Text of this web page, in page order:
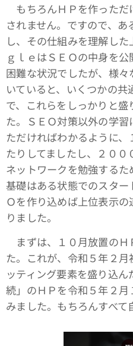
もちろんＨＰを作っただ
されません。ですので、
し、その仕組みを理解し
ｇｌｅはＳＥＯの中身を
困難な状況でしたが、様
いていると、いくつかの
で、これらをしっかりと
た。ＳＥＯ対策以外の学
ただければわかるように
たりしてましたし、２０
ネットワークを勉強するた
基礎はある状態でのスター
Ｏを作り込めば上位表示
りました。
まずは、１０月放置のＨ
た。これが、令和５年２
ッティング要素を盛り込
続」のＨＰを令和５年２
みました。もちろんすべて